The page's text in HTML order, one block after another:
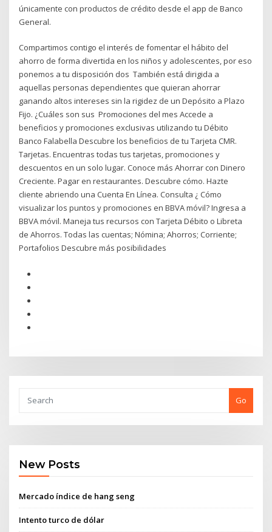
únicamente con productos de crédito desde el app de Banco
General.
Compartimos contigo el interés de fomentar el hábito del
ahorro de forma divertida en los niños y adolescentes, por eso
ponemos a tu disposición dos También está dirigida a
aquellas personas dependientes que quieran ahorrar
ganando altos intereses sin la rigidez de un Depósito a Plazo
Fijo. ¿Cuáles son sus Promociones del mes Accede a
beneficios y promociones exclusivas utilizando tu Débito
Banco Falabella Descubre los beneficios de tu Tarjeta CMR.
Tarjetas. Encuentras todas tus tarjetas, promociones y
descuentos en un solo lugar. Conoce más Ahorrar con Dinero
Creciente. Pagar en restaurantes. Descubre cómo. Hazte
cliente abriendo una Cuenta En Línea. Consulta ¿ Cómo
visualizar los puntos y promociones en BBVA móvil? Ingresa a
BBVA móvil. Maneja tus recursos con Tarjeta Débito o Libreta
de Ahorros. Todas las cuentas; Nómina; Ahorros; Corriente;
Portafolios Descubre más posibilidades
Go
New Posts
Mercado índice de hang seng
Intento turco de dólar